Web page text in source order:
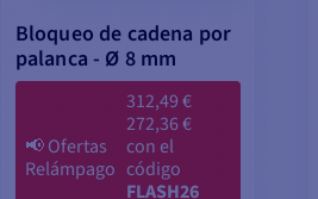
Bloqueo de cadena por
palanca - Ø 8 mm
📢Ofertas
Relámpago
312,49 €
272,36 €
con el
código
FLASH26